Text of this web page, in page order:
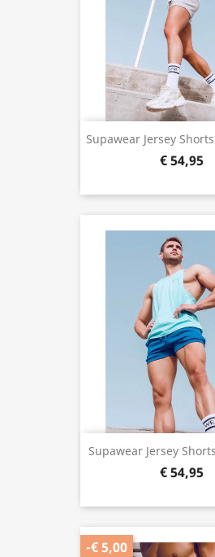
Supawear Jersey
€ 54,95
Supawear Jersey
€ 54,95
-€ 5,00